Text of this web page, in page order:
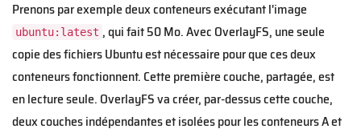
Prenons par exemple deux conteneurs exécutant l'image
ubuntu:latest , qui fait 50 Mo. Avec OverlayFS, une seule
copie des fichiers Ubuntu est nécessaire pour que ces deux
conteneurs fonctionnent. Cette première couche, partagée, est
en lecture seule. OverlayFS va créer, par-dessus cette couche,
deux couches indépendantes et isolées pour les conteneurs A et